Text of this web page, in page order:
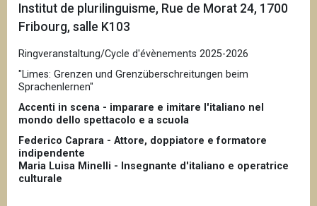
Institut de plurilinguisme, Rue de Morat 24, 1700
Fribourg, salle K103
Ringveranstaltung/Cycle d'évènements 2025-2026
"Limes: Grenzen und Grenzüberschreitungen beim
Sprachenlernen"
Accenti in scena - imparare e imitare l'italiano nel
mondo dello spettacolo e a scuola
Federico Caprara - Attore, doppiatore e formatore
indipendente
Maria Luisa Minelli - Insegnante d'italiano e operatrice
culturale